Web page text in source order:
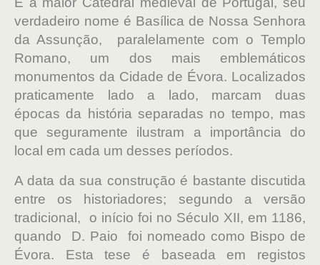
verdadeiro nome é Basílica de Nossa Senhora
da Assunção, paralelamente com o Templo
Romano, um dos mais emblemáticos
monumentos da Cidade de Évora. Localizados
praticamente lado a lado, marcam duas
épocas da história separadas no tempo, mas
que seguramente ilustram a importância do
local em cada um desses períodos.
A data da sua construção é bastante discutida
entre os historiadores; segundo a versão
tradicional, o início foi no Século XII, em 1186,
quando D. Paio foi nomeado como Bispo de
Évora. Esta tese é baseada em registos